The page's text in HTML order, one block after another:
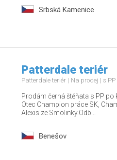
Srbská Kamenice
Patterdale teriér
Patterdale teriér Na prodej s PP
Prodám černá štěňata s PP po
Otec Champion práce SK,
Alexis ze Smolinky.Odb...
Benešov